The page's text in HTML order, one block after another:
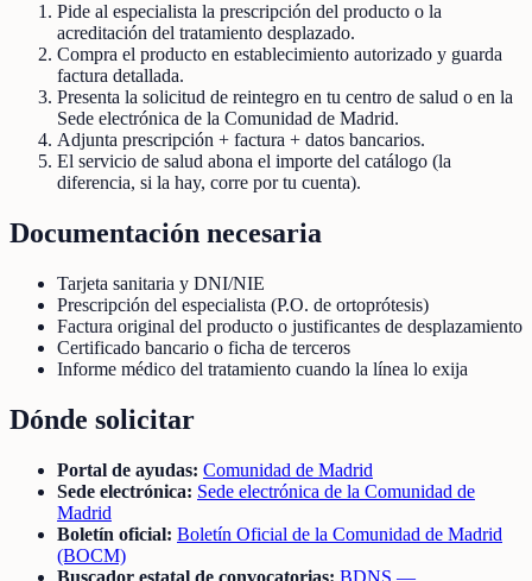
Pide al especialista la prescripción del producto o la
acreditación del tratamiento desplazado.
Compra el producto en establecimiento autorizado y guarda
factura detallada.
Presenta la solicitud de reintegro en tu centro de salud o en la
Sede electrónica de la Comunidad de Madrid.
Adjunta prescripción + factura + datos bancarios.
El servicio de salud abona el importe del catálogo (la
diferencia, si la hay, corre por tu cuenta).
Documentación necesaria
Tarjeta sanitaria y DNI/NIE
Prescripción del especialista (P.O. de ortoprótesis)
Factura original del producto o justificantes de desplazamiento
Certificado bancario o ficha de terceros
Informe médico del tratamiento cuando la línea lo exija
Dónde solicitar
Portal de ayudas: Comunidad de Madrid
Sede electrónica: Sede electrónica de la Comunidad de
Madrid
Boletín oficial: Boletín Oficial de la Comunidad de Madrid
(BOCM)
Buscador estatal de convocatorias: BDNS —